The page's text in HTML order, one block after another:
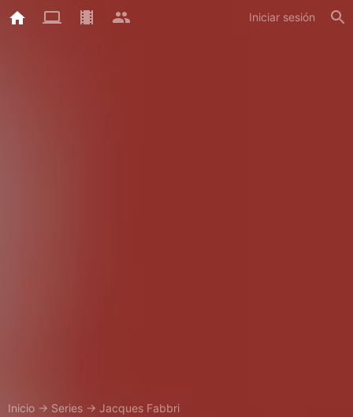
Iniciar sesión
Inicio → Series → Jacques Fabbri